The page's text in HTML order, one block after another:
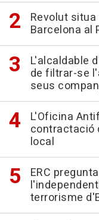
Revolut
Barcelona al
L'alcaldable
de filtrar-se
seus
L'Oficina
contractació
local
ERC
terrorisme